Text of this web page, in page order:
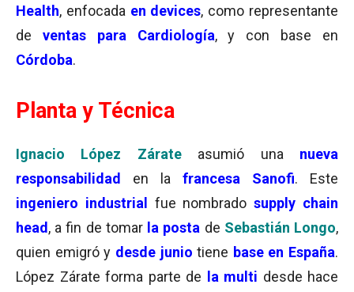
Health, enfocada en devices, como representante
de ventas para Cardiología, y con base en
Córdoba.
Planta y Técnica
Ignacio López Zárate asumió una nueva
responsabilidad
en la francesa Sanofi. Este
ingeniero industrial
fue nombrado supply chain
head , a fin de tomarla posta de Sebastián Longo,
quien emigró y desde junio tiene base en España.
López Zárate forma parte de
la multi desde hace